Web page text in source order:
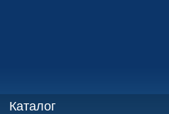
Каталог